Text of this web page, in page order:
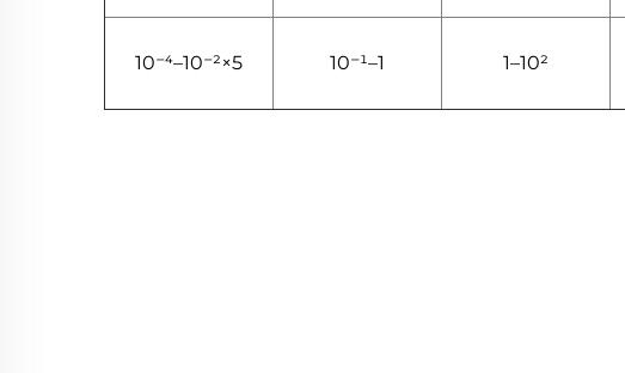
10²–1
1–10⁻¹
5×10⁻²–10⁻⁴